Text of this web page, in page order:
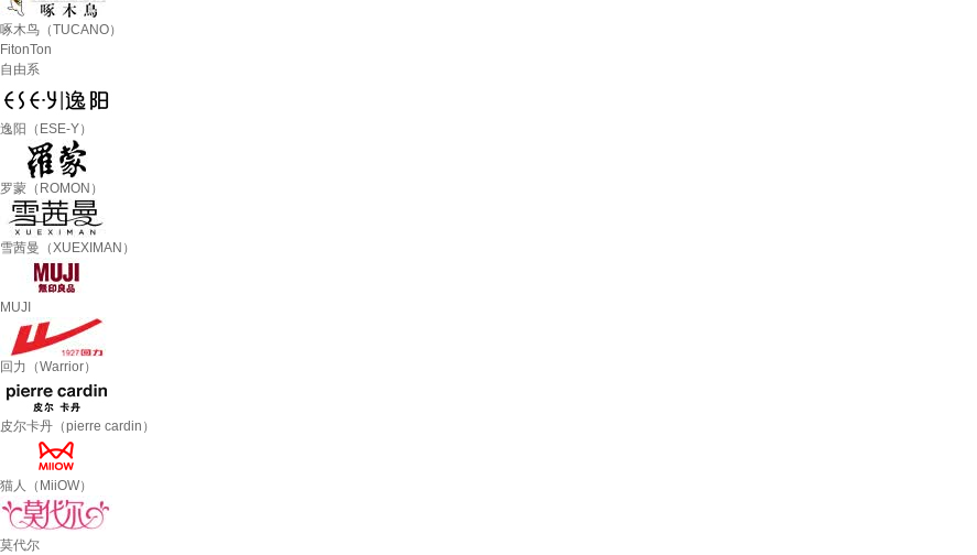
啄木鸟（TUCANO）
FitonTon
自由系
逸阳（ESE-Y）
罗蒙（ROMON）
雪茜曼（XUEXIMAN）
MUJI
回力（Warrior）
皮尔卡丹（pierre cardin）
猫人（MiiOW）
莫代尔